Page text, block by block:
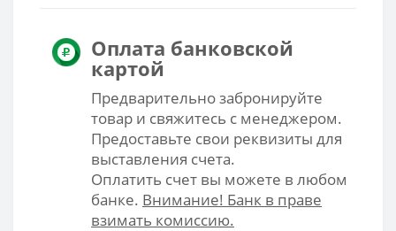
Оплата банковской
картой
Предварительно забронируйте
товар и свяжитесь с менеджером.
Предоставьте свои реквизиты для
выставления счета.
Оплатить счет вы можете в любом
банке. Внимание! Банк в праве
взимать комиссию.